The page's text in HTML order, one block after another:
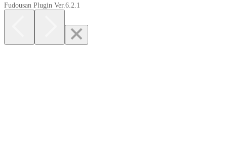
Fudousan Plugin Ver.6.2.1